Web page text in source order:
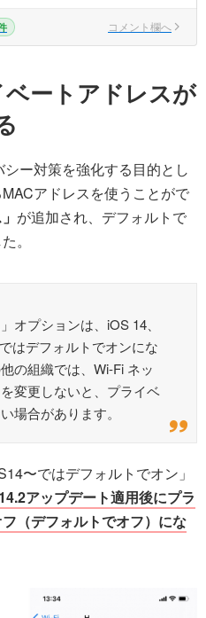
コメント欄へ
ートアドレスが
ー対策を強化する目的とし
アドレスを使うことがで
が追加され、デフォルトで
。
オプションは、iOS 14、
はデフォルトでオンにな
の組織では、Wi-Fi ネッ
変更しないと、プライベ
場合があります。
〜ではデフォルトでオン」
アップデート適用後にプラ
（デフォルトでオフ）にな